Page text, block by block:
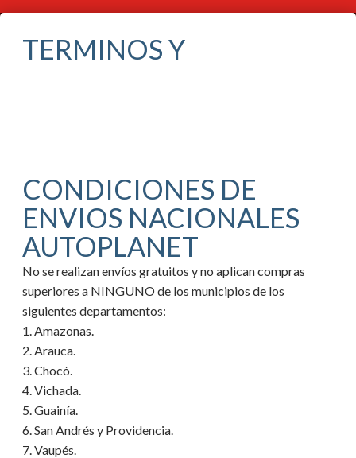
TERMINOS Y
CONDICIONES DE
ENVIOS NACIONALES
AUTOPLANET
No se realizan envíos gratuitos y no aplican compras
superiores a NINGUNO de los municipios de los
siguientes departamentos:
1. Amazonas.
2. Arauca.
3. Chocó.
4. Vichada.
5. Guainía.
6. San Andrés y Providencia.
7. Vaupés.